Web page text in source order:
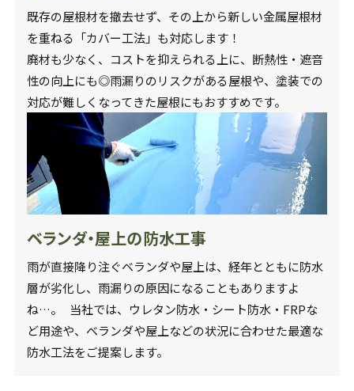
既存の屋根材を撤去せず、その上から新しい金属屋根材
を重ねる「カバー工法」も対応します！
廃材も少なく、コストを抑えられる上に、断熱性・遮音
性の向上にも◎雨漏りのリスクがある屋根や、塗装での
対応が難しくなってきた屋根にもおすすめです。
ベランダ・屋上の防水工事
雨が直接降り注ぐベランダや屋上は、経年とともに防水
層が劣化し、雨漏りの原因になることもありますよ
ね…。 当社では、ウレタン防水・シート防水・FRPな
ど用途や、ベランダや屋上などの状況に合わせた最適な
防水工法をご提案します。